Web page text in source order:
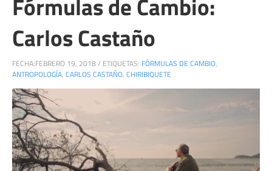
Carlos Castaño
FECHA:FEBRERO 19, 2018/ ETIQUETAS: FÓRMULAS DE CAMBIO,
ANTROPOLOGÍA, CARLOS CASTAÑO, CHIRIBIQUETE